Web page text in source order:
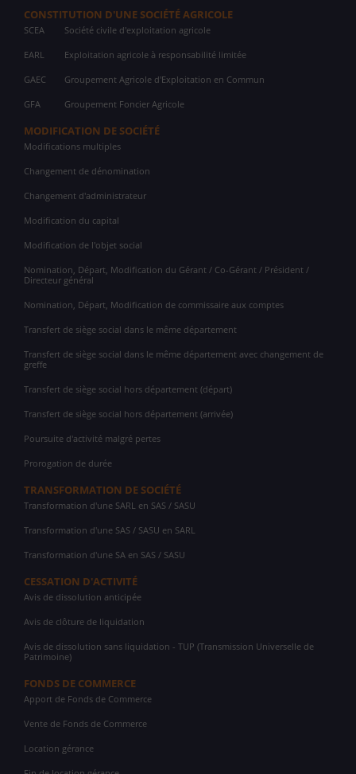
CONSTITUTION D'UNE SOCIÉTÉ AGRICOLE
SCEA Société civile d'exploitation agricole
EARL Exploitation agricole à responsabilité limitée
GAEC Groupement Agricole d'Exploitation en Commun
GFA Groupement Foncier Agricole
MODIFICATION DE SOCIÉTÉ
Modifications multiples
Changement de dénomination
Changement d'administrateur
Modification du capital
Modification de l'objet social
Nomination, Départ, Modification du Gérant / Co-Gérant / Président /
Directeur général
Nomination, Départ, Modification de commissaire aux comptes
Transfert de siège social dans le même département
Transfert de siège social dans le même département avec changement de
greffe
Transfert de siège social hors département (départ)
Transfert de siège social hors département (arrivée)
Poursuite d'activité malgré pertes
Prorogation de durée
TRANSFORMATION DE SOCIÉTÉ
Transformation d'une SARL en SAS / SASU
Transformation d'une SAS / SASU en SARL
Transformation d'une SA en SAS / SASU
CESSATION D'ACTIVITÉ
Avis de dissolution anticipée
Avis de clôture de liquidation
Avis de dissolution sans liquidation - TUP (Transmission Universelle de
Patrimoine)
FONDS DE COMMERCE
Apport de Fonds de Commerce
Vente de Fonds de Commerce
Location gérance